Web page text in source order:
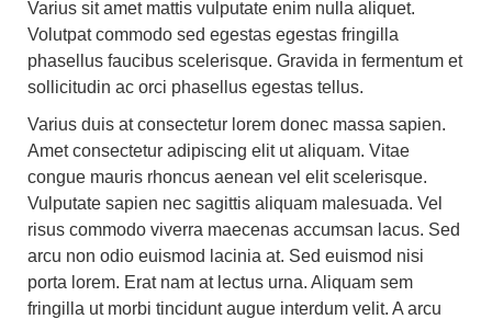
Varius sit amet mattis vulputate enim nulla aliquet.
Volutpat commodo sed egestas egestas fringilla
phasellus faucibus scelerisque. Gravida in fermentum et
sollicitudin ac orci phasellus egestas tellus.
Varius duis at consectetur lorem donec massa sapien.
Amet consectetur adipiscing elit ut aliquam. Vitae
congue mauris rhoncus aenean vel elit scelerisque.
Vulputate sapien nec sagittis aliquam malesuada. Vel
risus commodo viverra maecenas accumsan lacus. Sed
arcu non odio euismod lacinia at. Sed euismod nisi
porta lorem. Erat nam at lectus urna. Aliquam sem
fringilla ut morbi tincidunt augue interdum velit. A arcu